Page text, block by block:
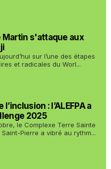
Martin s'attaque aux
sur l’une des étapes
et radicales du Worl...
: l’ALEFPA a
2025
le Complexe Terre Sainte
Pierre a vibré au rythm...